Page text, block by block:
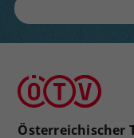
Österreichischer